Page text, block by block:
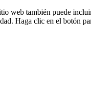
web también puede
Haga clic en el botón